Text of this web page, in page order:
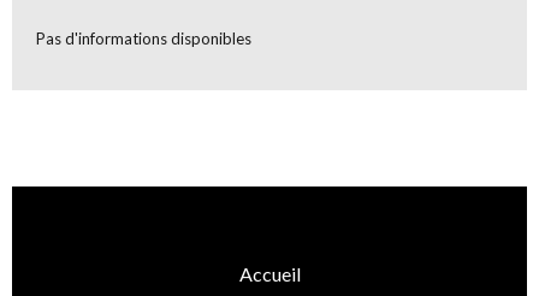
Pas d'informations disponibles
Accueil